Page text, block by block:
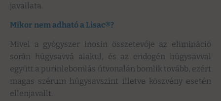
javallata.
Mikor nem adható a Lisac®?
Mivel a gyógyszer inosin összetevője az elimináció
során húgysavvá alakul, és az endogén húgysavval
együtt a purinlebomlás útvonalán bomlik tovább, ezért
magas szérum húgysavszint illetve köszvény esetén
ellenjavallt.